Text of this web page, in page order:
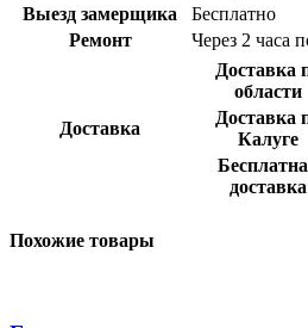
Выезд замерщика
Бесплатно
Ремонт
Через 2 часа
Доставка
Доставка
области
Доставка
Калуге
доставка
Похожие товары